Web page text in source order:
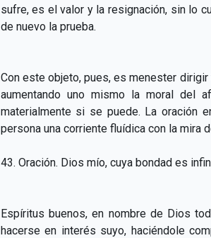
sufre, es el valor y la resignación, sin lo
de nuevo la prueba.
Con este objeto, pues, es menester
aumentando uno mismo la moral del
materialmente si se puede. La oración
persona una corriente fluídica con la mira
43. Oración. Dios mío, cuya bondad es
Espíritus buenos, en nombre de Dios
hacerse en interés suyo, haciéndole